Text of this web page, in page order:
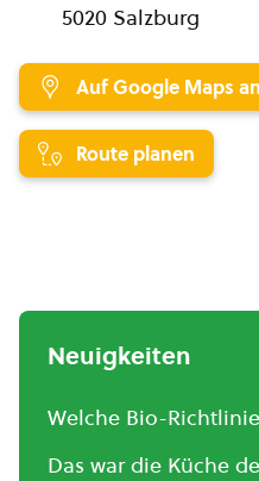
5020 Salzburg
Auf Google Maps
Route planen
Neuigkeiten
Welche Bio-
Das war die Küche